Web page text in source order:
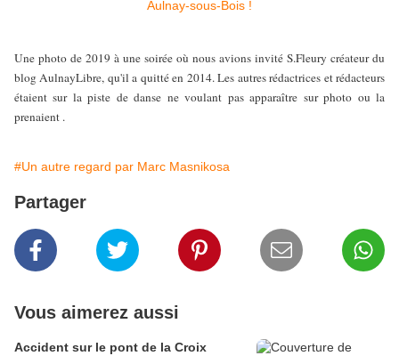
Une photo de 2019 à une soirée où nous avions invité S.Fleury créateur du
blog AulnayLibre, qu'il a quitté en 2014. Les autres rédactrices et rédacteurs
étaient sur la piste de danse ne voulant pas apparaître sur photo ou la
prenaient .
#Un autre regard par Marc Masnikosa
Partager
Vous aimerez aussi
Accident sur le pont de la Croix